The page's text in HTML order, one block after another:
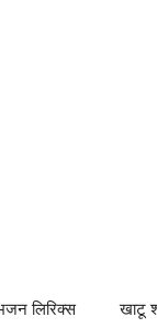
लिरिक्स खाटू